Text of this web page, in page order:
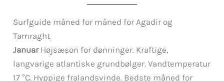
Surfguide måned for måned for Agadir og
Tamraght
JanuarHøjsæson for dønninger. Kraftige,
langvarige atlantiske grundbølger. Vandtemperatur
17 °C. Hyppige fralandsvinde. Bedste måned for